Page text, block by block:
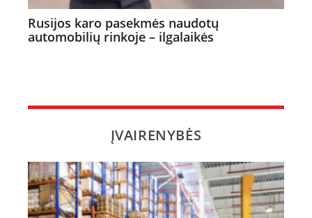
Rusijos karo pasekmės naudotų
automobilių rinkoje – ilgalaikės
ĮVAIRENYBĖS